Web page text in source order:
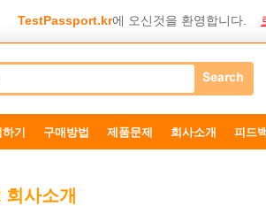
TestPassport.kr에 오신것을 환영합니다.
기 구매방법 제품문제 희사소개 피드
사소개